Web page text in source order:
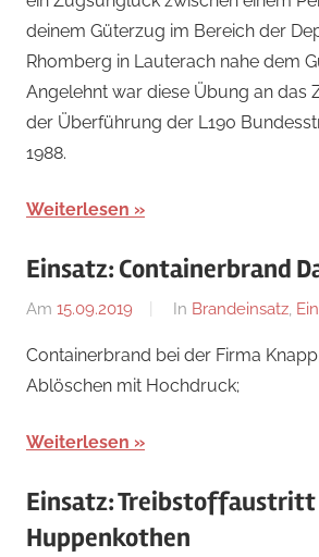
deinem Güterzug im Bereich der
Rhomberg in Lauterach nahe dem
Angelehnt war diese Übung an das
der Überführung der L190
1988.
Weiterlesen
Einsatz: Containerbrand
Am 15.09.2019
Von
In Brandeinsatz,
Containerbrand bei der Firma
Ablöschen mit Hochdruck;
Weiterlesen
Einsatz: Treibstoffaustritt
Huppenkothen